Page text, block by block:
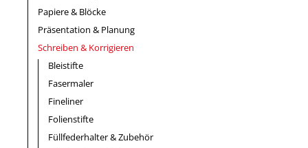
Papiere & Blöcke
Präsentation & Planung
Schreiben & Korrigieren
Bleistifte
Fasermaler
Fineliner
Folienstifte
Füllfederhalter & Zubehör